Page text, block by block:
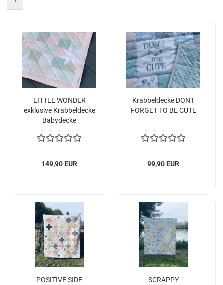
LITTLE WONDER
exklusive Krabbeldecke
Babydecke
149,90 EUR
Krabbeldecke DONT
FORGET TO BE CUTE
99,90 EUR
POSITIVE SIDE
SCRAPPY